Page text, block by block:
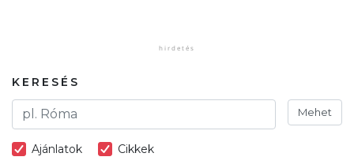
KERESÉS
Mehet
Ajánlatok Cikkek